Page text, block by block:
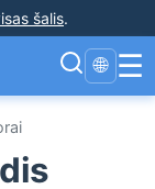
šalis.
🌐 ☰